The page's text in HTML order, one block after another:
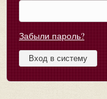
Забыли пароль?